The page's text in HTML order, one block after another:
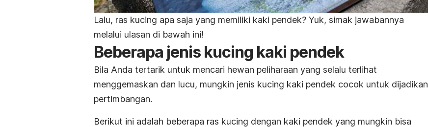
Lalu, ras kucing apa saja yang memiliki kaki pendek? Yuk, simak jawabannya
melalui ulasan di bawah ini!
Beberapa jenis kucing kaki pendek
Bila Anda tertarik untuk mencari hewan peliharaan yang selalu terlihat
menggemaskan dan lucu, mungkin jenis kucing kaki pendek cocok untuk dijadikan
pertimbangan.
Berikut ini adalah beberapa ras kucing dengan kaki pendek yang mungkin bisa